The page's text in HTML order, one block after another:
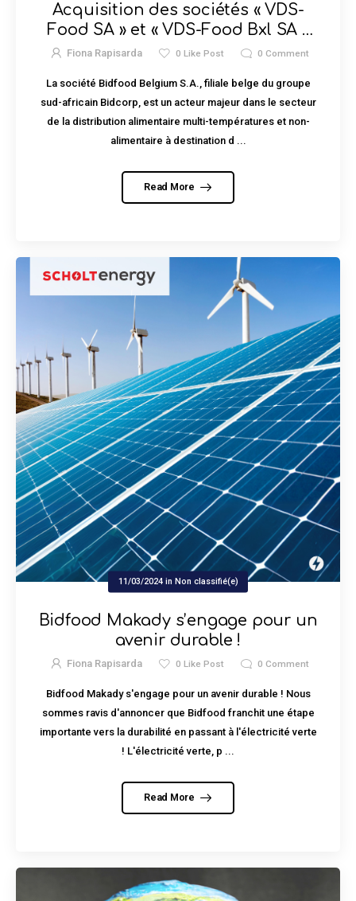
Acquisition des sociétés « VDS-
Food SA » et « VDS-Food Bxl SA »
par la société « Bidfood Belgium
Fiona Rapisarda 0 Like Post 0 Comment
La société Bidfood Belgium S.A., filiale belge du groupe
sud-africain Bidcorp, est un acteur majeur dans le secteur
de la distribution alimentaire multi-températures et non-
alimentaire à destination d ...
Read More
11/03/2024in Non classifié(e)
Bidfood Makady s’engage pour un
avenir durable !
Fiona Rapisarda 0 Like Post 0 Comment
Bidfood Makady s'engage pour un avenir durable ! Nous
sommes ravis d'annoncer que Bidfood franchit une étape
importante vers la durabilité en passant à l'électricité verte
! L'électricité verte, p ...
Read More